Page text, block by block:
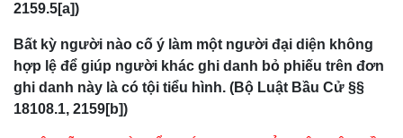
2159.5[a])
Bất kỳ người nào cố ý làm một người đại diện không
hợp lệ để giúp người khác ghi danh bỏ phiếu trên đơn
ghi danh này là có tội tiểu hình. (Bộ Luật Bầu Cử §§
18108.1, 2159[b])